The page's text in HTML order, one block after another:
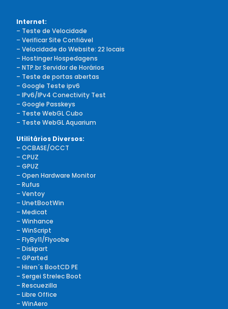
Internet:
– Teste de Velocidade
–Verificar Site Confiável
– Velocidade do Website: 22 locais
–Hostinger Hospedagens
– NTP.br Servidor de Horários
– Teste de portas abertas
– Google Teste ipv6
– IPv6/IPv4 Conectivity Test
– Google Passkeys
– Teste WebGL Cubo
– Teste WebGL Aquarium
Utilitários Diversos:
–OCBASE/OCCT
–CPUZ
–GPUZ
–Open Hardware Monitor
–Rufus
–Ventoy
–UnetBootWin
–Medicat
–Winhance
–WinScript
–FlyBy11/Flyoobe
– Diskpart
– GParted
– Hiren´s BootCD PE
– Sergei Strelec Boot
– Rescuezilla
– Libre Office
– WinAero